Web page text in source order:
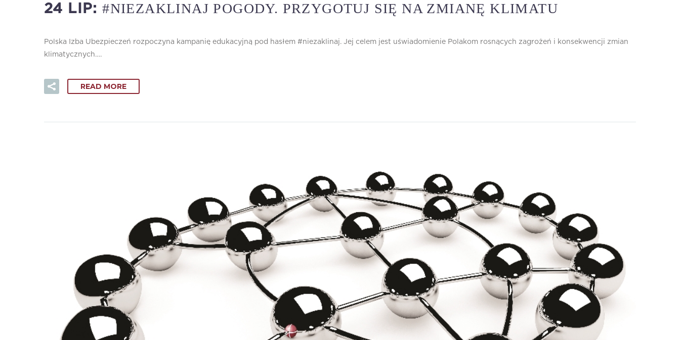
24 LIP:#NIEZAKLINAJ POGODY. PRZYGOTUJ SIĘ NA ZMIANĘ KLIMATU
Polska Izba Ubezpieczeń rozpoczyna kampanię edukacyjną pod hasłem #niezaklinaj. Jej celem jest uświadomienie Polakom rosnących zagrożeń i konsekwencji zmian
klimatycznych….
READ MORE